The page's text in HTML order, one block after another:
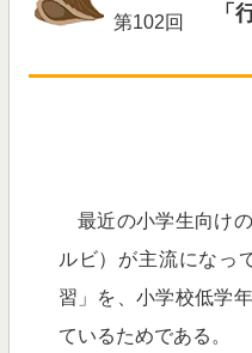
第102回 「
最近の小学生向け
ルビ）が主流になっ
習」を、小学校低学
ているためである。